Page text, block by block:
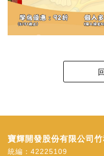
寶輝開發股份有限公司
統編：42225109